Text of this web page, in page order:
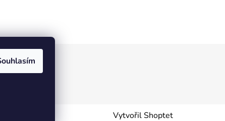
Vytvořil Shoptet